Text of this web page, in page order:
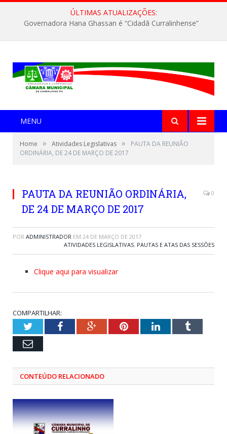
ÚLTIMAS ATUALIZAÇÕES:
Governadora Hana Ghassan é “Cidadã Curralinhense”
MENU
Home » Atividades Legislativas »
PAUTA DA REUNIÃO
ORDINÁRIA, DE 24 DE MARÇO DE 2017
PAUTA DA REUNIÃO ORDINÁRIA,
DE 24 DE MARÇO DE 2017
0
POR ADMINISTRADOR EM 24 DE MARÇO DE 2017
ATIVIDADES LEGISLATIVAS, PAUTAS E ATAS DAS SESSÕES
Clique aqui para visualizar
COMPARTILHAR:
TwitterFacebookGoogle+PinterestLinkedInTumblr
Email
CONTEÚDO RELACIONADO